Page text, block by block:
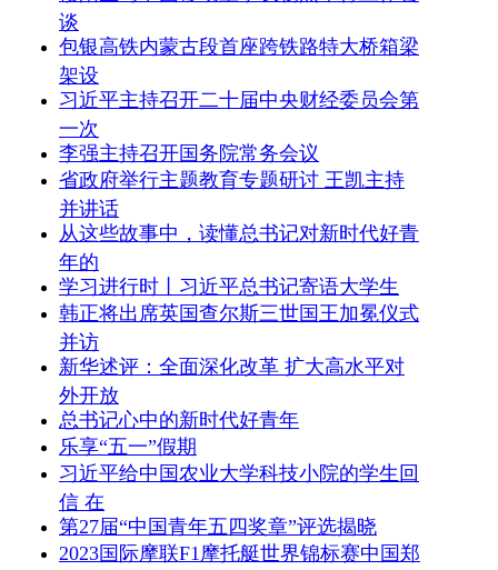
谈
包银高铁内蒙古段首座跨铁路特大桥箱梁
架设
习近平主持召开二十届中央财经委员会第
一次
李强主持召开国务院常务会议
省政府举行主题教育专题研讨 王凯主持
并讲话
从这些故事中，读懂总书记对新时代好青
年的
学习进行时丨习近平总书记寄语大学生
韩正将出席英国查尔斯三世国王加冕仪式
并访
新华述评：全面深化改革 扩大高水平对
外开放
总书记心中的新时代好青年
乐享“五一”假期
习近平给中国农业大学科技小院的学生回
信 在
第27届“中国青年五四奖章”评选揭晓
2023国际摩联F1摩托艇世界锦标赛中国郑